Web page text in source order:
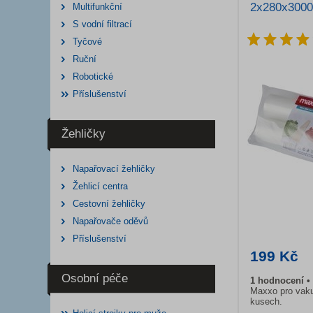
2x280x3000
199 Kč
1 hodnocení
Maxxo pro
kusech.
Multifunkční
S vodní filtrací
Tyčové
Ruční
Robotické
Příslušenství
Žehličky
Napařovací žehličky
Žehlicí centra
Cestovní žehličky
Napařovače oděvů
Příslušenství
Osobní péče